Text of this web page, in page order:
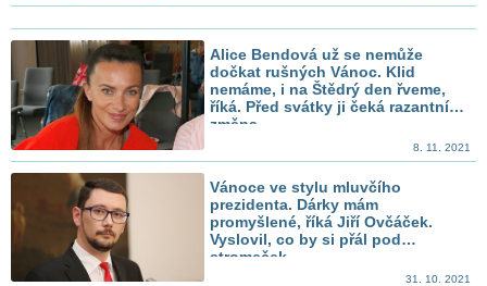
Alice Bendová už se nemůže
dočkat rušných Vánoc. Klid
nemáme, i na Štědrý den řveme,
říká. Před svátky ji čeká razantní
změna
8. 11. 2021
Vánoce ve stylu mluvčího
prezidenta. Dárky mám
promyšlené, říká Jiří Ovčáček.
Vyslovil, co by si přál pod
stromeček
31. 10. 2021